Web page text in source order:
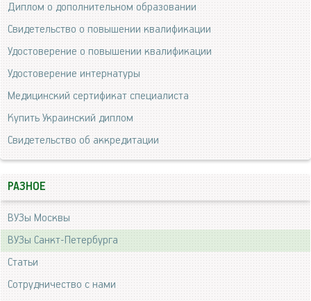
Диплом о дополнительном образовании
Свидетельство о повышении квалификации
Удостоверение о повышении квалификации
Удостоверение интернатуры
Медицинский сертификат специалиста
Купить Украинский диплом
Свидетельство об аккредитации
РАЗНОЕ
ВУЗы Москвы
ВУЗы Санкт-Петербурга
Статьи
Сотрудничество с нами